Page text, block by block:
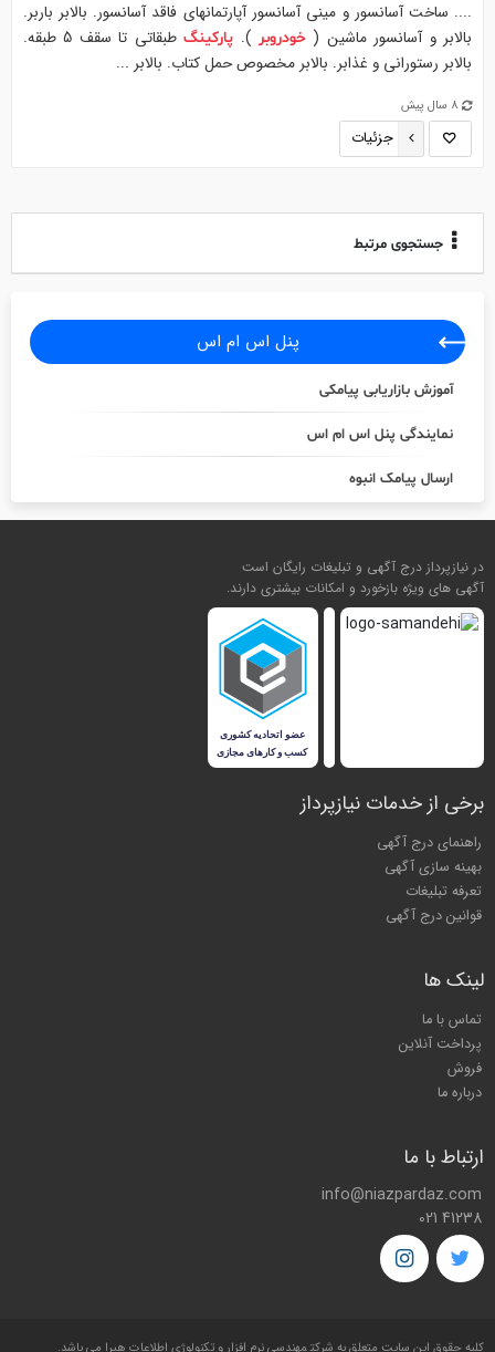
.... ساخت آسانسور و مینی آسانسور آپارتمانهای فاقد آسانسور. بالابر باربر.
بالابر و آسانسور ماشین (خودروبر ). پارکینگ
طبقاتی تا سقف 5 طبقه.
بالابر رستورانی و غذابر. بالابر مخصوص حمل کتاب. بالابر ...
8 سال پیش
جزئیات
جستجوی مرتبط
پنل اس ام اس
آموزش بازاریابی پیامکی
نمایندگی پنل اس ام اس
ارسال پیامک انبوه
در نیازپرداز درج آگهی و تبلیغات رایگان است
آگهی های ویژه بازخورد و امکانات بیشتری دارند.
برخی از خدمات نیازپرداز
راهنمای درج آگهی
بهینه سازی آگهی
تعرفه تبلیغات
قوانین درج آگهی
لینک ها
تماس با ما
پرداخت آنلاین
فروش
درباره ما
ارتباط با ما
info@niazpardaz.com
021 41238